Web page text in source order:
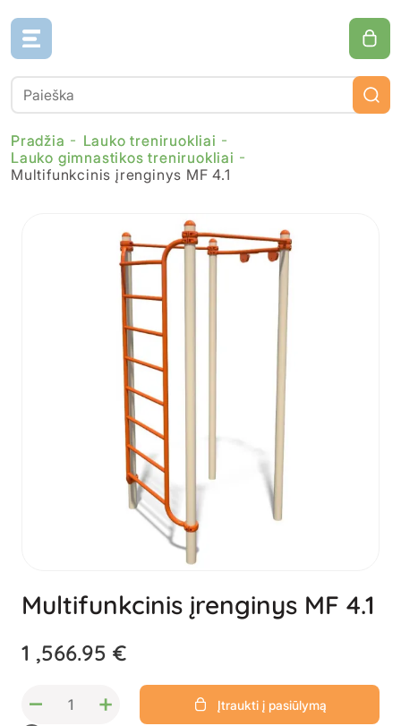
Pradžia
Lauko treniruokliai
Lauko gimnastikos treniruokliai
Multifunkcinis įrenginys MF 4.1
Multifunkcinis įrenginys MF 4.1
1 ,566.95 €
– +
Įtraukti į pasiūlymą